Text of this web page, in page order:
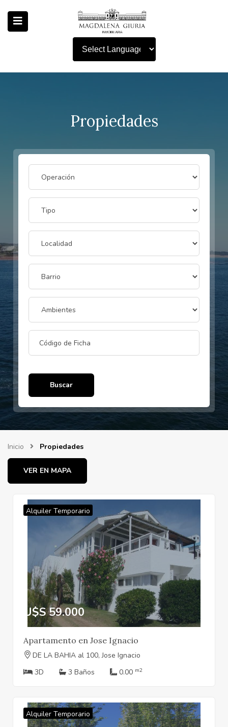
Propiedades
Buscar
Inicio Propiedades
VER EN MAPA
Alquiler Temporario
U$S 59.000
Apartamento en Jose Ignacio
DE LA BAHIA al 100, Jose Ignacio
3D
3 Baños 0.00 m2
Alquiler Temporario